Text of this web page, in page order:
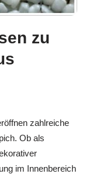
zu
zahlreiche
Ob als
im Innenbereich